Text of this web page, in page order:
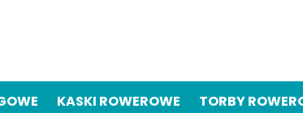
KASKI ROWEROWE TORBY